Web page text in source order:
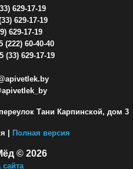
629-17-19
629-17-19
629-17-19
(222) 60-40-40
(33) 629-17-19
Тани Карпинской, дом 3
| Полная версия
© 2026
сайта